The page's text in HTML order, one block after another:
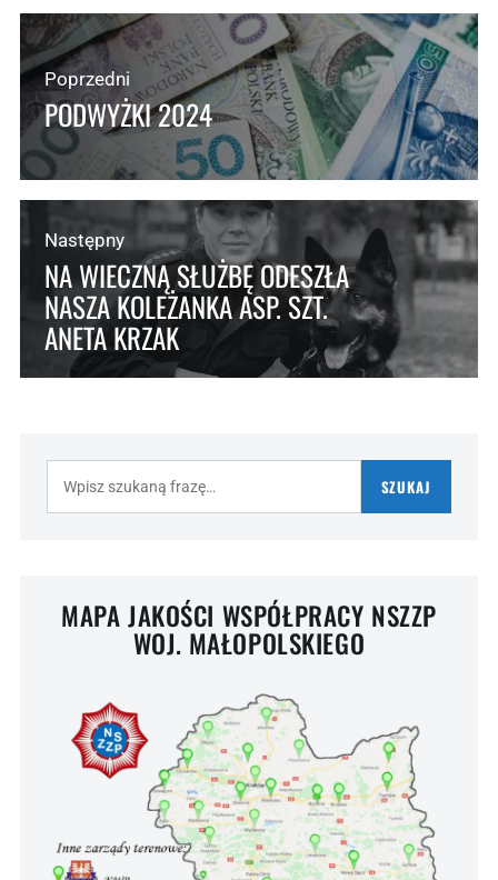
Poprzedni
PODWYŻKI 2024
Następny
NA WIECZNĄ SŁUŻBĘ ODESZŁA
NASZA KOLEŻANKA ASP. SZT.
ANETA KRZAK
SZUKAJ
MAPA JAKOŚCI WSPÓŁPRACY NSZZP
WOJ. MAŁOPOLSKIEGO